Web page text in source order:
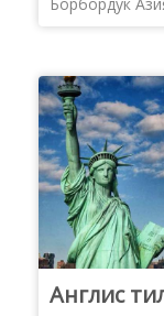
Англис